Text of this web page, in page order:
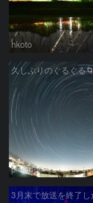
hkoto
久しぶりのぐるぐる
pleiades